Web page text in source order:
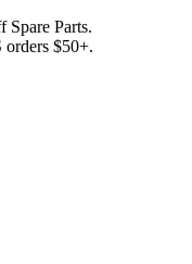
Parts.
orders $50+.